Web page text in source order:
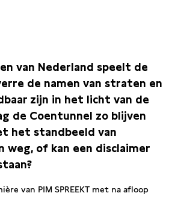
van Nederland speelt de
de namen van straten en
zijn in het licht van de
de Coentunnel zo blijven
het standbeeld van
weg, of kan een disclaimer
van PIM SPREEKT met na afloop